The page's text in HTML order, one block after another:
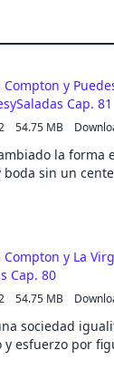
irán llegando.
podcast os las
y
Cap. 81
54.75 MB
la forma
sin un
bodas
Flila.
y La
Cap. 80
54.75 MB
sociedad
esfuerzo por